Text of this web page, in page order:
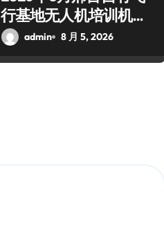
行基地无人机培训机构
实测推荐
admin 8 月 5, 2026